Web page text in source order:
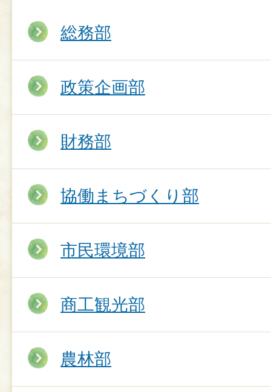
総務部
政策企画部
財務部
協働まちづくり部
市民環境部
商工観光部
農林部